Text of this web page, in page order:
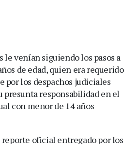
le venían siguiendo los pasos a
de edad, quien era requerido
por los despachos judiciales
presunta responsabilidad en el
con menor de 14 años
reporte oficial entregado por los